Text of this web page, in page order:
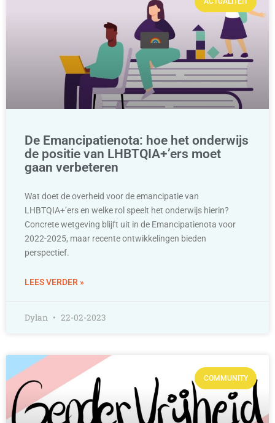
De Emancipatienota: hoe het onderwijs
de positie van LHBTQIA+’ers moet
gaan verbeteren
Wat doet de overheid voor de emancipatie van
LHBTQIA+’ers en welke rol speelt het onderwijs hierin?
Concrete wetgeving blijft uit in de Emancipatienota voor
2022-2025, maar recente ontwikkelingen bieden
perspectief.
LEES VERDER »
Dylan 22-02-2023
COMMUNITY